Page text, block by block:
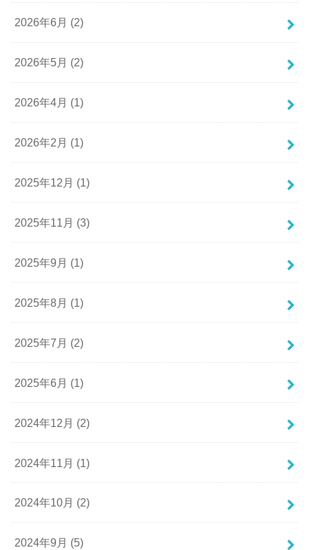
2026年6月 (2)
2026年5月 (2)
2026年4月 (1)
2026年2月 (1)
2025年12月 (1)
2025年11月 (3)
2025年9月 (1)
2025年8月 (1)
2025年7月 (2)
2025年6月 (1)
2024年12月 (2)
2024年11月 (1)
2024年10月 (2)
2024年9月 (5)